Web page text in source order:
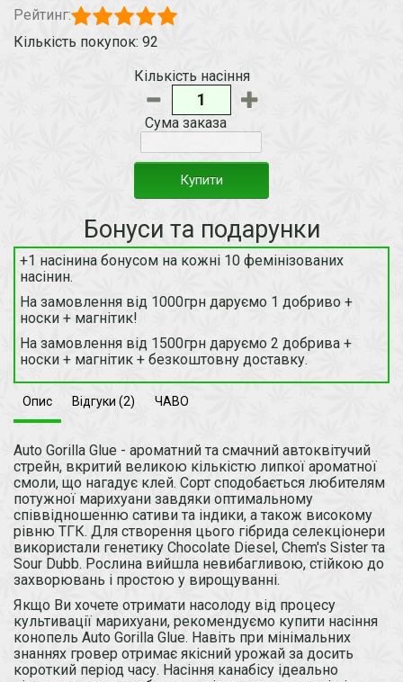
Рейтинг:
Кількість покупок: 92
Кількість насіння
Сума заказа
Купити
Бонуси та подарунки
+1 насінина бонусом на кожні 10 фемінізованих
насінин.
На замовлення від 1000грн даруємо 1 добриво +
носки + магнітик!
На замовлення від 1500грн даруємо 2 добрива +
носки + магнітик + безкоштовну доставку.
Опис Відгуки (2) ЧАВО
Auto Gorilla Glue - ароматний та смачний автоквітучий
стрейн, вкритий великою кількістю липкої ароматної
смоли, що нагадує клей. Сорт сподобається любителям
потужної марихуани завдяки оптимальному
співвідношенню сативи та індики, а також високому
рівню ТГК. Для створення цього гібрида селекціонери
використали генетику Chocolate Diesel, Chem's Sister та
Sour Dubb. Рослина вийшла невибагливою, стійкою до
захворювань і простою у вирощуванні.
Якщо Ви хочете отримати насолоду від процесу
культивації марихуани, рекомендуємо купити насіння
конопель Auto Gorilla Glue. Навіть при мінімальних
знаннях гровер отримає якісний урожай за досить
короткий період часу. Насіння канабісу ідеально